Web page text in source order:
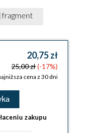
fragment
20,75 zł
25,00 zł(-17%)
cena z 30 dni
zakupu